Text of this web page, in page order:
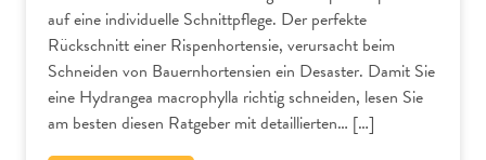
auf eine individuelle Schnittpflege. Der perfekte
Rückschnitt einer Rispenhortensie, verursacht beim
Schneiden von Bauernhortensien ein Desaster. Damit Sie
eine Hydrangea macrophylla richtig schneiden, lesen Sie
am besten diesen Ratgeber mit detaillierten… […]